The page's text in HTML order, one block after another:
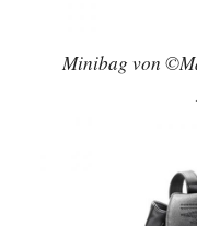
Minibag von